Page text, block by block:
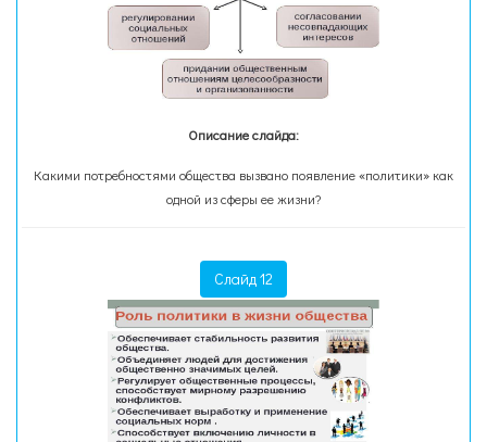
Описание слайда:
Какими потребностями общества вызвано появление «политики» как
одной из сферы ее жизни?
Слайд 12